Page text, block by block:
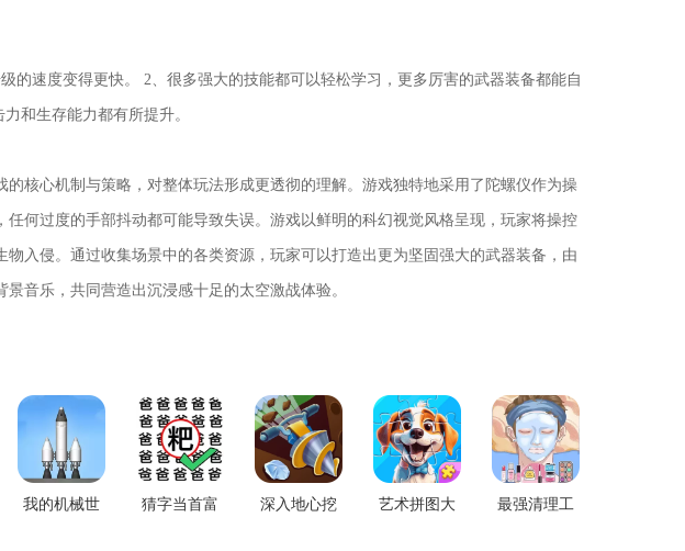
的速度变得更快。 2、很多强大的技能都可以轻松学习，更多厉害的武器装备都能自
和生存能力都有所提升。
核心机制与策略，对整体玩法形成更透彻的理解。游戏独特地采用了陀螺仪作为操
何过度的手部抖动都可能导致失误。游戏以鲜明的科幻视觉风格呈现，玩家将操控
入侵。通过收集场景中的各类资源，玩家可以打造出更为坚固强大的武器装备，由
音乐，共同营造出沉浸感十足的太空激战体验。
我的机械世
猜字当首富
深入地心挖
艺术拼图大
最强清理工